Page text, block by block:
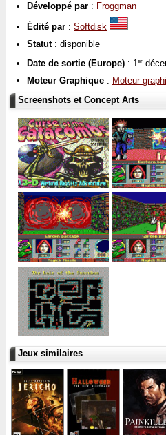
Développé par : Froggman
Édité par : Softdisk
Statut: disponible
Date de sortie (Europe) : 1 er
Moteur Graphique : Moteur
Screenshots et Concept Arts
Jeux similaires